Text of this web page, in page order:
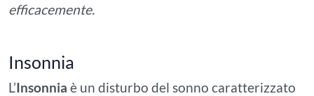
efficacemente.
Insonnia
L’Insonnia è un disturbo del sonno caratterizzato